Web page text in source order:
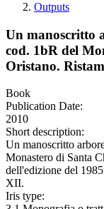
Outputs
Un manoscritto
cod. 1bR del
Oristano.
Book
Publication Date:
2010
Short description:
Un manoscritto
Monastero di Santa
dell'edizione del
XII.
Iris type: